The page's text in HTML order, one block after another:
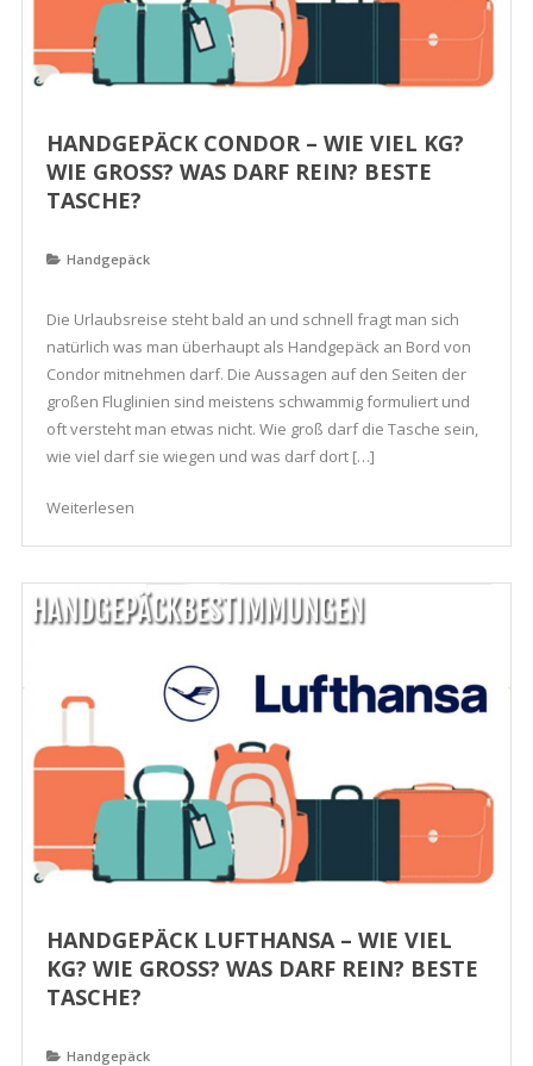
HANDGEPÄCK CONDOR – WIE VIEL KG?
WIE GROSS? WAS DARF REIN? BESTE T
ASCHE?
Handgepäck
Die Urlaubsreise steht bald an und schnell fragt man sich
natürlich was man überhaupt als Handgepäck an Bord von
Condor mitnehmen darf. Die Aussagen auf den Seiten der
großen Fluglinien sind meistens schwammig formuliert und
oft versteht man etwas nicht. Wie groß darf die Tasche sein,
wie viel darf sie wiegen und was darf dort […]
Weiterlesen
HANDGEPÄCK LUFTHANSA – WIE VIEL
KG? WIE GROSS? WAS DARF REIN? BESTE T
ASCHE?
Handgepäck